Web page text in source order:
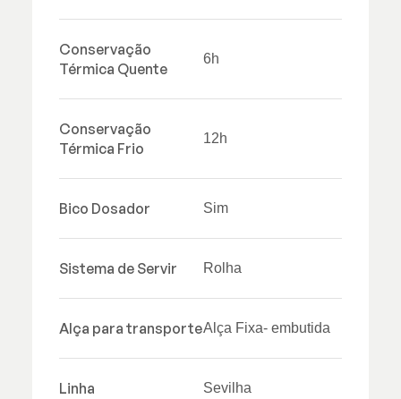
Conservação
Térmica Quente
6h
Conservação
Térmica Frio
12h
Bico Dosador Sim
Sistema de Servir Rolha
Alça para transporteAlça Fixa- embutida
Linha Sevilha